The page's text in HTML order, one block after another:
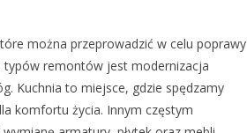
można przeprowadzić w celu poprawy
typów remontów jest modernizacja
Kuchnia to miejsce, gdzie spędzamy
komfortu życia. Innym częstym